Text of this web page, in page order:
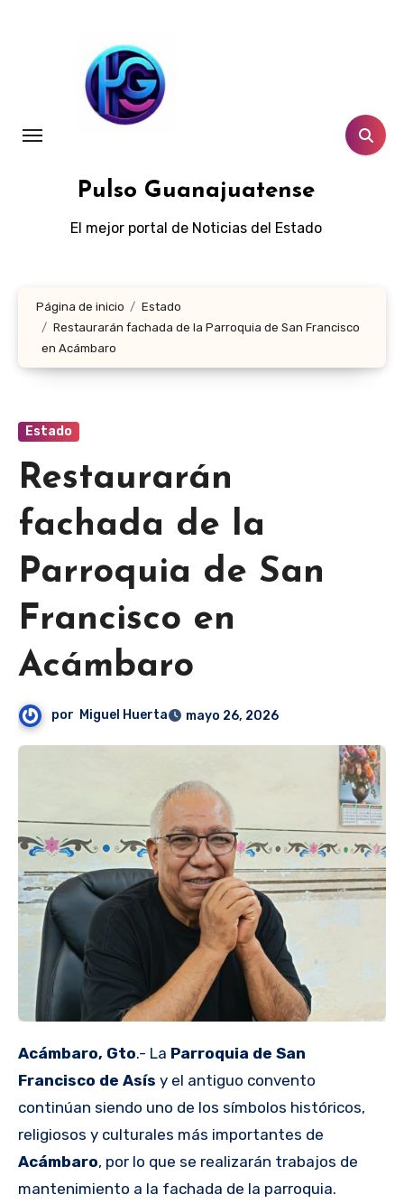
Pulso Guanajuatense
El mejor portal de Noticias del Estado
Página de inicio
Estado
Restaurarán fachada de la Parroquia de San Francisco
en Acámbaro
Estado
Restaurarán
fachada de la
Parroquia de San
Francisco en
Acámbaro
por Miguel Huerta mayo 26, 2026
Acámbaro, Gto.- La Parroquia de San
Francisco de Asís y el antiguo convento
continúan siendo uno de los símbolos históricos,
religiosos y culturales más importantes de
Acámbaro, por lo que se realizarán trabajos de
mantenimiento a la fachada de la parroquia.